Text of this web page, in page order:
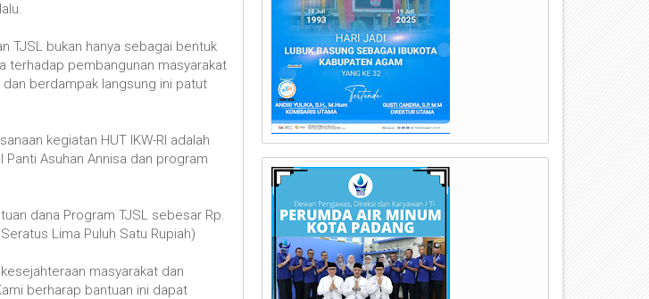
TJSL bukan hanya sebagai bentuk
terhadap pembangunan masyarakat
berdampak langsung ini patut
kegiatan HUT IKW-RI adalah
Asuhan Annisa dan program
dana Program TJSL sebesar Rp.
Lima Puluh Satu Rupiah)
masyarakat dan
berharap bantuan ini dapat